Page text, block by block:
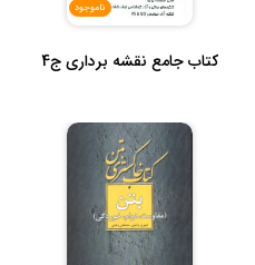
ناموجود
کتاب جامع نقشه برداری ج4